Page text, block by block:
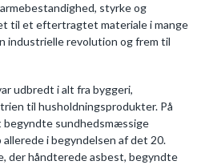
styrke og
til et eftertragtet materiale i mange
industrielle revolution og frem til
udbredt i alt fra byggeri,
til husholdningsprodukter. På
sundhedsmæssige
i begyndelsen af det 20.
der håndterede asbest, begyndte